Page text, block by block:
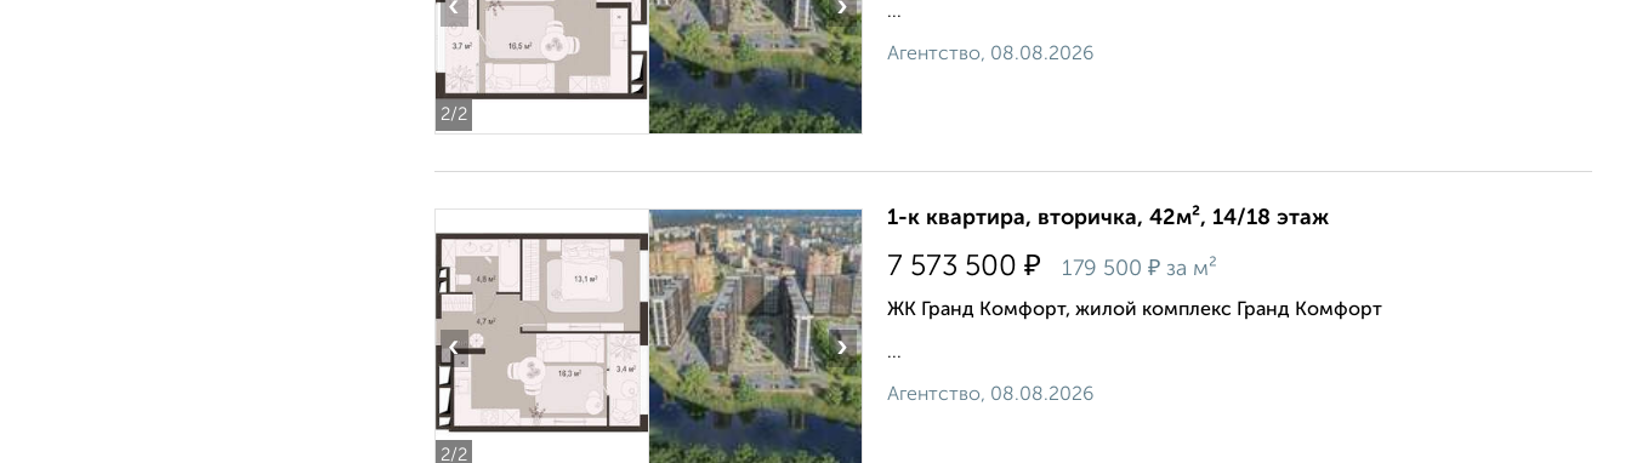
2/2
‹ › ...
Агентство, 08.08.2026
2/2
‹ ›
1-к квартира, вторичка, 42м², 14/18 этаж
7 573 500 ₽ 179 500 ₽ за м²
ЖК Гранд Комфорт, жилой комплекс Гранд Комфорт
...
Агентство, 08.08.2026